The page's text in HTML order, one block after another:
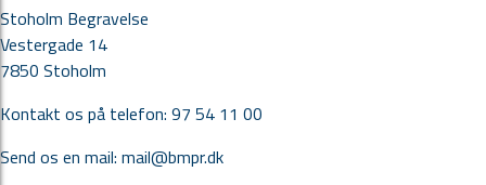
Stoholm Begravelse
Vestergade 14
7850 Stoholm
Kontakt os på telefon: 97 54 11 00
Send os en mail: mail@bmpr.dk